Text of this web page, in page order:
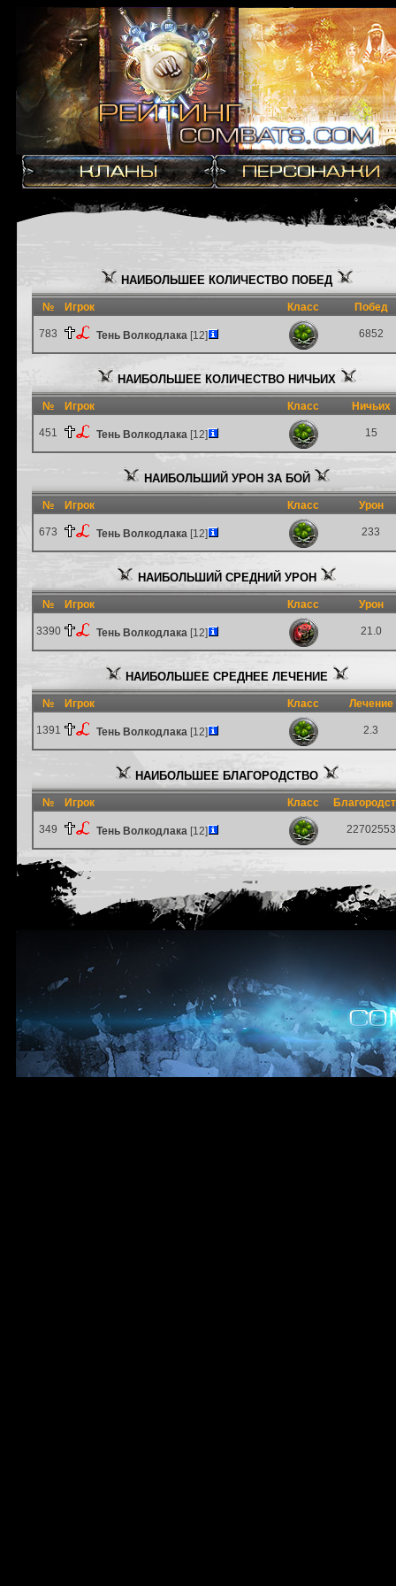
НАИБОЛЬШЕЕ КОЛИЧЕСТВО ПОБЕД
№ Игрок Класс Побед
783 Тень Волкодлака [12] 6852
НАИБОЛЬШЕЕ КОЛИЧЕСТВО НИЧЬИХ
№ Игрок Класс Ничьих
451 Тень Волкодлака [12] 15
НАИБОЛЬШИЙ УРОН ЗА БОЙ
№ Игрок Класс Урон
673 Тень Волкодлака [12] 233
НАИБОЛЬШИЙ СРЕДНИЙ УРОН
№ Игрок Класс Урон
3390 Тень Волкодлака [12] 21.0
НАИБОЛЬШЕЕ СРЕДНЕЕ ЛЕЧЕНИЕ
№ Игрок Класс Лечение
1391 Тень Волкодлака [12] 2.3
НАИБОЛЬШЕЕ БЛАГОРОДСТВО
№ Игрок Класс
349 Тень Волкодлака [12] 22702553